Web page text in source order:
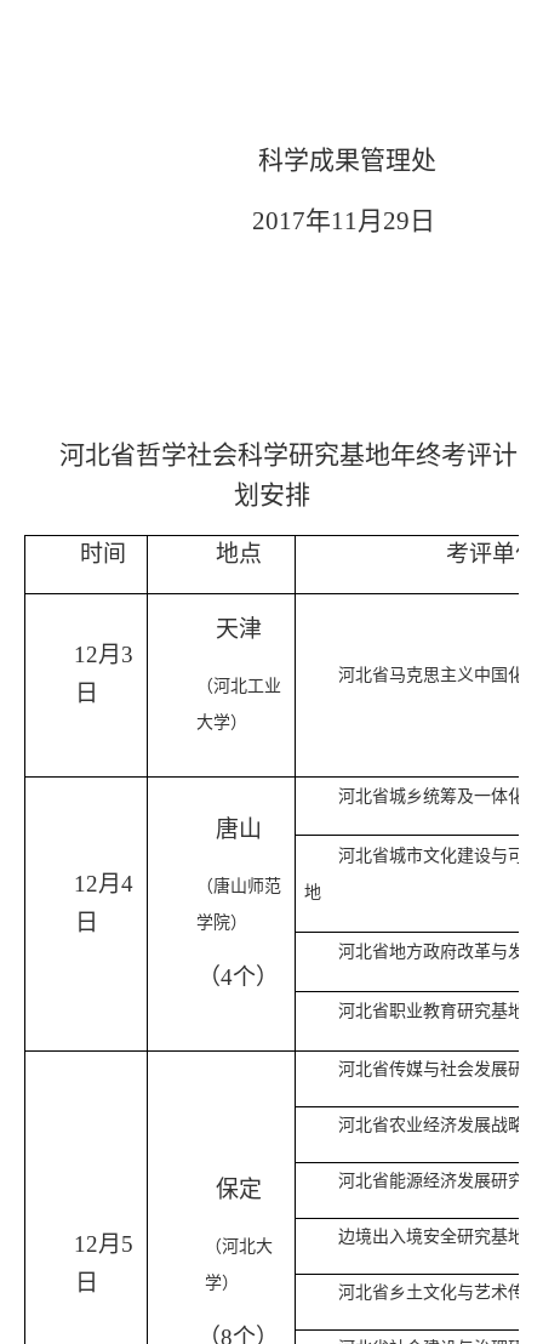
科学成果管理处
2017年11月29日
河北省哲学社会科学研究基地年终考评计
划安排
时间 地点 考评单位
12月3
日
天津
（河北工业
大学）
河北省马克思主义中国化
12月4
日
唐山
（唐山师范
学院）
（4个）
河北省城乡统筹及一体化
河北省城市文化建设与可
地
河北省地方政府改革与发
河北省职业教育研究基地
12月5
日
保定
（河北大
学）
（8个）
河北省传媒与社会发展研
河北省农业经济发展战略
河北省能源经济发展研究
边境出入境安全研究基地
河北省乡土文化与艺术传